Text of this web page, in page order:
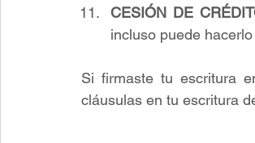
CESIÓN DE
incluso puede
Si firmaste tu escritura
cláusulas en tu escritura